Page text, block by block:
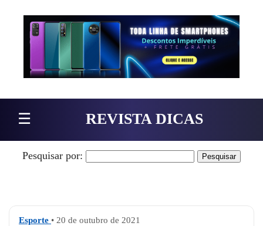
Pular para o conteúdo
☰ REVISTA DICAS
Pesquisar por:
Esporte • 20 de outubro de 2021